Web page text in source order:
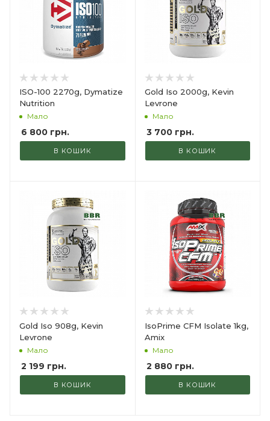
ISO-100 2270g, Dymatize
Nutrition
Мало
6 800 грн.
В КОШИК
Gold Iso 2000g, Kevin
Levrone
Мало
3 700грн.
В КОШИК
Gold Iso 908g, Kevin
Levrone
Мало
2 199 грн.
В КОШИК
IsoPrime CFM Isolate 1kg,
Amix
Мало
2 880грн.
В КОШИК